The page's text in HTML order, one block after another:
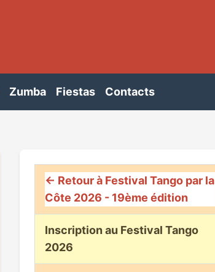
Zumba Fiestas Contacts
← Retour à Festival Tango par la
Côte 2026 - 19ème édition
Inscription au Festival Tango
2026